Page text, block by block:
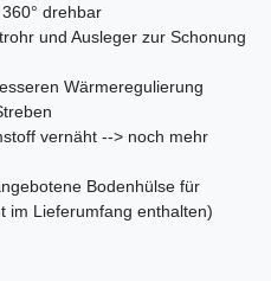
drehbar
und Ausleger zur Schonung
Wärmeregulierung
vernäht --> noch mehr
Bodenhülse für
im Lieferumfang enthalten)